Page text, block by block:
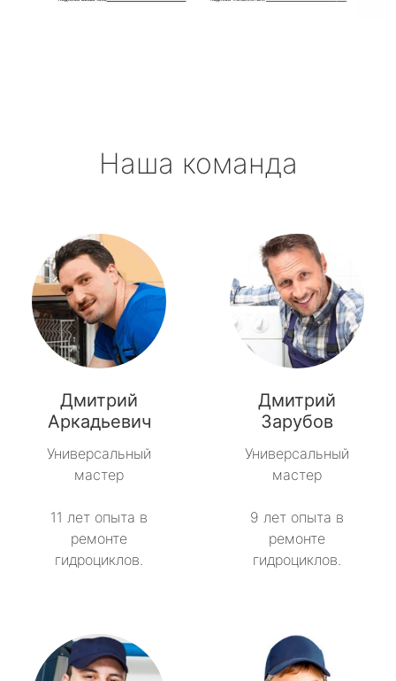
Наша команда
Дмитрий
Аркадьевич
Универсальный
мастер
11 лет опыта в
ремонте
гидроциклов.
Дмитрий
Зарубов
Универсальный
мастер
9 лет опыта в
ремонте
гидроциклов.